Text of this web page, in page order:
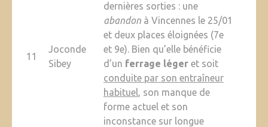
11
Joconde
Sibey
dernières sorties : une
abandonà Vincennes le 25/01
et deux places éloignées (7e
et 9e). Bien qu’elle bénéficie
d’un ferrage légeret soit
conduite par son entraîneur
habituel, son manque de
forme actuel et son
inconstance sur longue